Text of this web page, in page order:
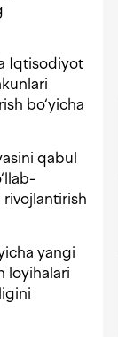
Iqtisodiyot
bo‘yicha
qabul
rivojlantirish
yangi
loyihalari